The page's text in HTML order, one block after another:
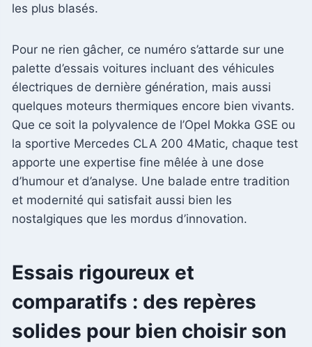
les plus blasés.
Pour ne rien gâcher, ce numéro s’attarde sur une
palette d’essais voitures incluant des véhicules
électriques de dernière génération, mais aussi
quelques moteurs thermiques encore bien vivants.
Que ce soit la polyvalence de l’Opel Mokka GSE ou
la sportive Mercedes CLA 200 4Matic, chaque test
apporte une expertise fine mêlée à une dose
d’humour et d’analyse. Une balade entre tradition
et modernité qui satisfait aussi bien les
nostalgiques que les mordus d’innovation.
Essais rigoureux et
comparatifs : des repères
solides pour bien choisir son